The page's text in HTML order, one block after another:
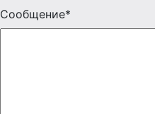
Сообщение*